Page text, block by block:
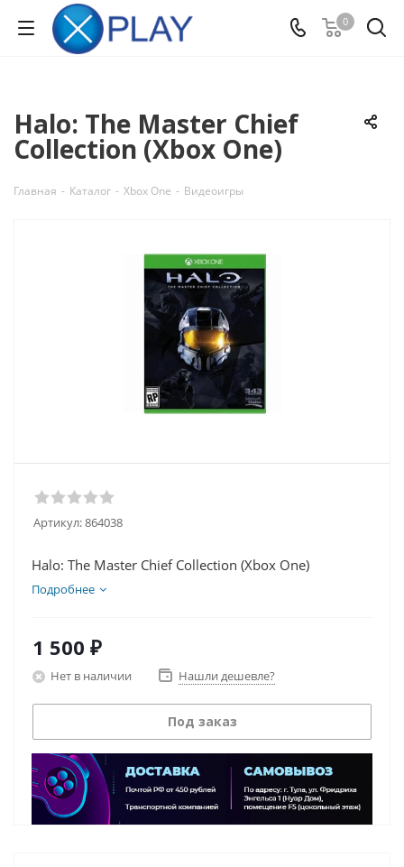
0
Halo: The Master Chief
Collection (Xbox One)
Главная - Каталог - Xbox One - Видеоигры
Артикул:864038
Halo: The Master Chief Collection (Xbox One)
Подробнее
1 500 ₽
Нет в наличии Нашли дешевле?
Под заказ